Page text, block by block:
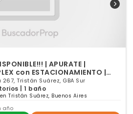
| APURATE |
con ESTACIONAMIENTO |
Tristán Suárez, GBA Sur
| 1 baño
Tristán Suárez, Buenos Aires
año